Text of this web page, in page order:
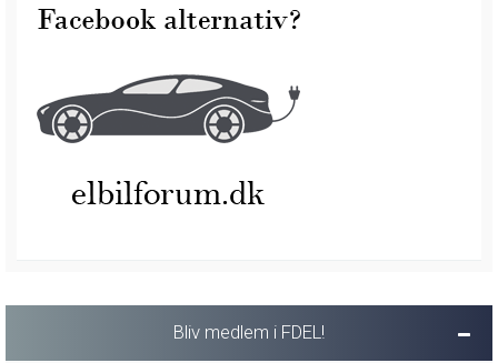
Bliv medlem i FDEL!